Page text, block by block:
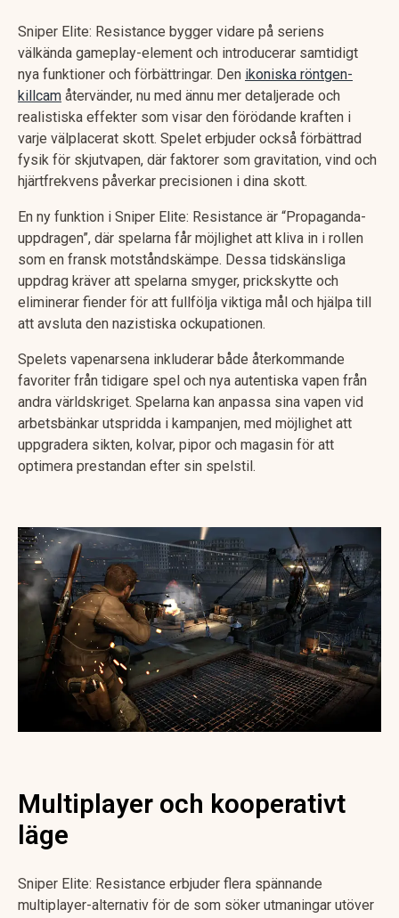
Sniper Elite: Resistance bygger vidare på seriens
välkända gameplay-element och introducerar samtidigt
nya funktioner och förbättringar. Den ikoniska röntgen-
killcam återvänder, nu med ännu mer detaljerade och
realistiska effekter som visar den förödande kraften i
varje välplacerat skott. Spelet erbjuder också förbättrad
fysik för skjutvapen, där faktorer som gravitation, vind och
hjärtfrekvens påverkar precisionen i dina skott.
En ny funktion i Sniper Elite: Resistance är “Propaganda-
uppdragen”, där spelarna får möjlighet att kliva in i rollen
som en fransk motståndskämpe. Dessa tidskänsliga
uppdrag kräver att spelarna smyger, prickskytte och
eliminerar fiender för att fullfölja viktiga mål och hjälpa till
att avsluta den nazistiska ockupationen.
Spelets vapenarsena inkluderar både återkommande
favoriter från tidigare spel och nya autentiska vapen från
andra världskriget. Spelarna kan anpassa sina vapen vid
arbetsbänkar utspridda i kampanjen, med möjlighet att
uppgradera sikten, kolvar, pipor och magasin för att
optimera prestandan efter sin spelstil.
Multiplayer och kooperativt
läge
Sniper Elite: Resistance erbjuder flera spännande
multiplayer-alternativ för de som söker utmaningar utöver